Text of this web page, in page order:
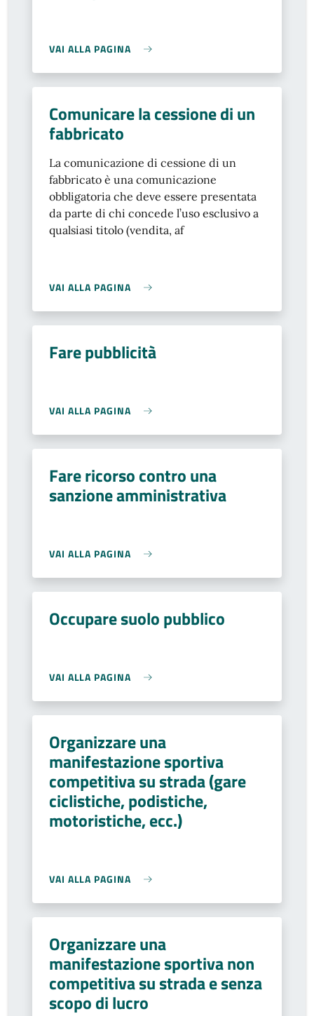
VAI ALLA PAGINA
Comunicare la cessione di un
fabbricato
La comunicazione di cessione di un
fabbricato è una comunicazione
obbligatoria che deve essere presentata
da parte di chi concede l’uso esclusivo a
qualsiasi titolo (vendita, af
VAI ALLA PAGINA
Fare pubblicità
VAI ALLA PAGINA
Fare ricorso contro una
sanzione amministrativa
VAI ALLA PAGINA
Occupare suolo pubblico
VAI ALLA PAGINA
Organizzare una
manifestazione sportiva
competitiva su strada (gare
ciclistiche, podistiche,
motoristiche, ecc.)
VAI ALLA PAGINA
Organizzare una
manifestazione sportiva non
competitiva su strada e senza
scopo di lucro